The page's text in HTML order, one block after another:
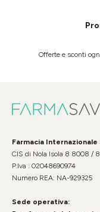
Offerte e sconti
Farmacia Internazionale
CIS di Nola Isola 8 8008 /
P.Iva : 02048690974
Numero REA: NA-929325
Sede operativa: